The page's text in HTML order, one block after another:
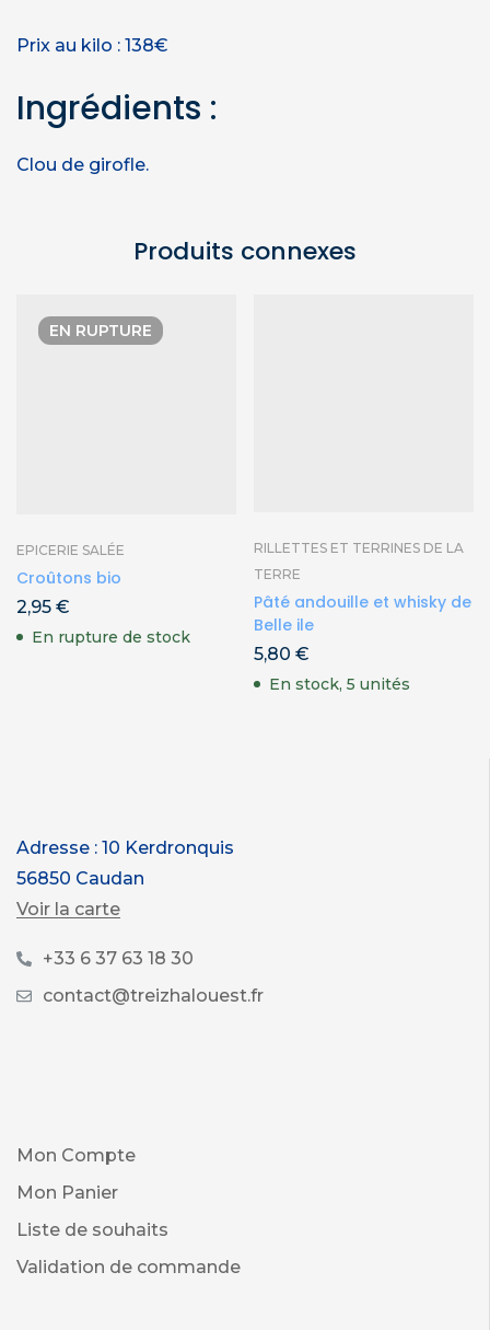
Prix au kilo : 138€
Ingrédients :
Clou de girofle.
Produits connexes
EN RUPTURE
EPICERIE SALÉE
Croûtons bio
2,95 €
En rupture de stock
RILLETTES ET TERRINES DE LA
TERRE
Pâté andouille et whisky de
Belle ile
5,80 €
En stock, 5 unités
Adresse : 10 Kerdronquis
56850 Caudan
Voir la carte
+33 6 37 63 18 30
contact@treizhalouest.fr
Mon Compte
Mon Panier
Liste de souhaits
Validation de commande